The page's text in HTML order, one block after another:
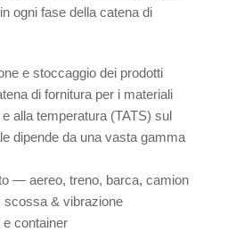
ogni fase della catena di
e stoccaggio dei prodotti
di fornitura per i materiali
alla temperatura (TATS) sul
dipende da una vasta gamma
— aereo, treno, barca, camion
scossa & vibrazione
e container